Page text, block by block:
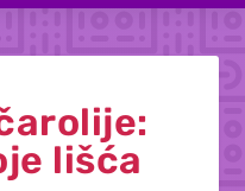
lišća